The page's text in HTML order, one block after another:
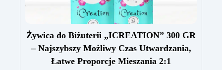
Żywica do Biżuterii „ICREATION” 300 GR
– Najszybszy Możliwy Czas Utwardzania,
Łatwe Proporcje Mieszania 2:1